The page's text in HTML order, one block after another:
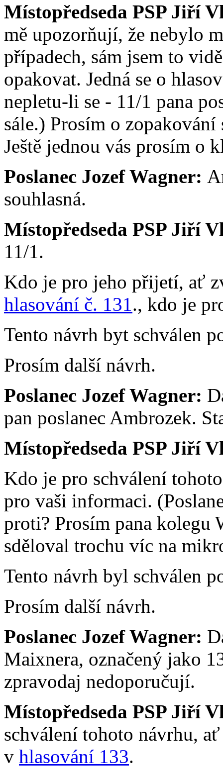
Místopředseda PSP Jiří
mě upozorňují, že nebylo
případech, sám jsem to
opakovat. Jedná se o
nepletu-li se - 11/1 pana
sále.) Prosím o
Ještě jednou vás prosím o
Poslanec Jozef Wagner:
souhlasná.
Místopředseda PSP Jiří
11/1.
Kdo je pro jeho přijetí, ať
hlasování č. 131., kdo je
Tento návrh byt schválen
Prosím další návrh.
Poslanec Jozef Wagner:
pan poslanec Ambrozek.
Místopředseda PSP Jiří
Kdo je pro schválení
pro vaši informaci.
proti? Prosím pana kolegu
sděloval trochu víc na
Tento návrh byl schválen
Prosím další návrh.
Poslanec Jozef Wagner:
Maixnera, označený jako
zpravodaj nedoporučují.
Místopředseda PSP Jiří
schválení tohoto návrhu,
v hlasování 133.